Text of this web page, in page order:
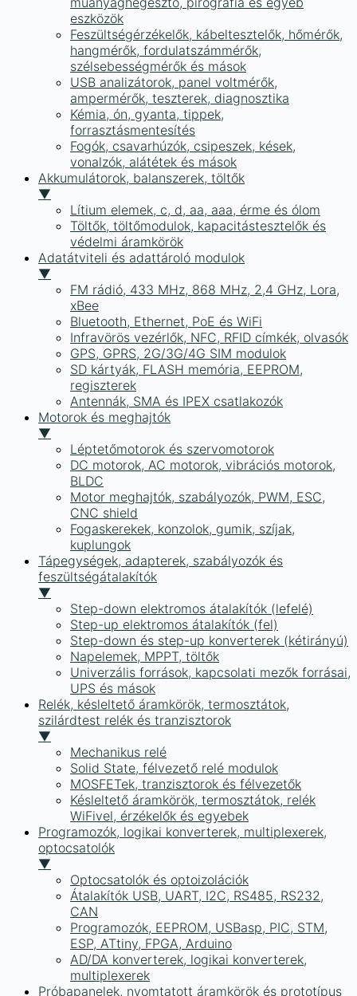
eszközök
Feszültségérzékelők, kábeltesztelők, hőmérők,
hangmérők, fordulatszámmérők,
szélsebességmérők és mások
USB analizátorok, panel voltmérők,
ampermérők, teszterek, diagnosztika
Kémia, ón, gyanta, tippek,
forrasztásmentesítés
Fogók, csavarhúzók, csipeszek, kések,
vonalzók, alátétek és mások
Akkumulátorok, balanszerek, töltők
▼
Lítium elemek, c, d, aa, aaa, érme és ólom
Töltők, töltőmodulok, kapacitástesztelők és
védelmi áramkörök
Adatátviteli és adattároló modulok
▼
FM rádió, 433 MHz, 868 MHz, 2,4 GHz, Lora,
xBee
Bluetooth, Ethernet, PoE és WiFi
Infravörös vezérlők, NFC, RFID címkék, olvasók
GPS, GPRS, 2G/3G/4G SIM modulok
SD kártyák, FLASH memória, EEPROM,
regiszterek
Antennák, SMA és IPEX csatlakozók
Motorok és meghajtók
▼
Léptetőmotorok és szervomotorok
DC motorok, AC motorok, vibrációs motorok,
BLDC
Motor meghajtók, szabályozók, PWM, ESC,
CNC shield
Fogaskerekek, konzolok, gumik, szíjak,
kuplungok
Tápegységek, adapterek, szabályozók és
feszültségátalakítók
▼
Step-down elektromos átalakítók (lefelé)
Step-up elektromos átalakítók (fel)
Step-down és step-up konverterek (kétirányú)
Napelemek, MPPT, töltők
Univerzális források, kapcsolati mezők forrásai,
UPS és mások
Relék, késleltető áramkörök, termosztátok,
szilárdtest relék és tranzisztorok
▼
Mechanikus relé
Solid State, félvezető relé modulok
MOSFETek, tranzisztorok és félvezetők
Késleltető áramkörök, termosztátok, relék
WiFivel, érzékelők és egyebek
Programozók, logikai konverterek, multiplexerek,
optocsatolók
▼
Optocsatolók és optoizolációk
Átalakítók USB, UART, I2C, RS485, RS232,
CAN
Programozók, EEPROM, USBasp, PIC, STM,
ESP, ATtiny, FPGA, Arduino
AD/DA konverterek, logikai konverterek,
multiplexerek
Próbapanelek, nyomtatott áramkörök és prototípus